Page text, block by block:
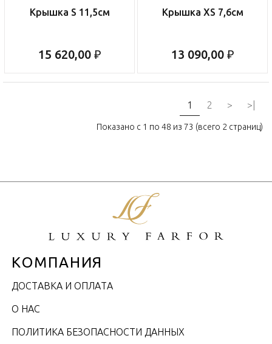
Крышка S 11,5см
15 620,00 ₽
Крышка XS 7,6см
13 090,00 ₽
1 2 > >|
Показано с 1 по 48 из 73 (всего 2 страниц)
КОМПАНИЯ
ДОСТАВКА И ОПЛАТА
О НАС
ПОЛИТИКА БЕЗОПАСНОСТИ ДАННЫХ